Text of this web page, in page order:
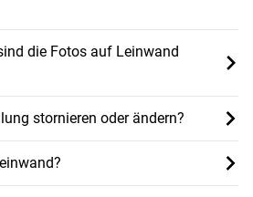
die Fotos auf Leinwand
stornieren oder ändern?